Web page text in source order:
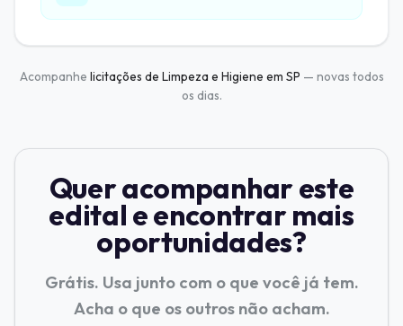
Acompanhe licitações de Limpeza e Higiene em SP — novas todos
os dias.
Quer acompanhar este
edital e encontrar mais
oportunidades?
Grátis. Usa junto com o que você já tem.
Acha o que os outros não acham.